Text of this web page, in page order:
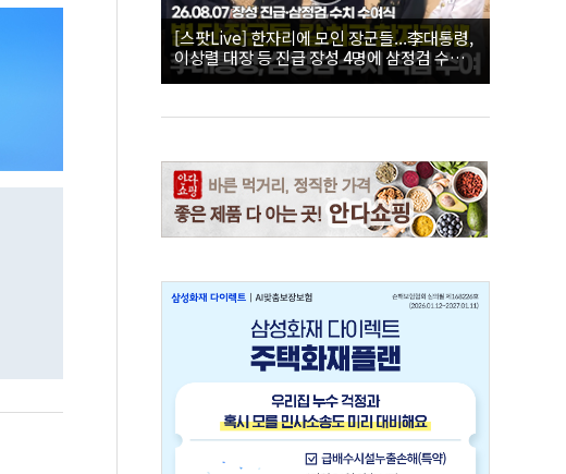
[스팟Live] 한자리에 모인 장군들...李대통령,
이상렬 대장 등 진급 장성 4명에 삼정검 수치
직접 수여｜26.08.07 장성 진급·삼정검 수치